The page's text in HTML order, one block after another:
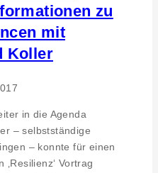
zu
mit
Koller
in die Agenda
– selbstständige
– konnte für einen
Vortrag